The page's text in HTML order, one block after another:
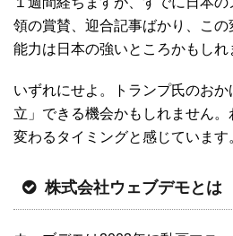
領の賞賛、迎合記事ばかり、こ
能力は日本の強いところかもしれ
いずれにせよ。トランプ氏のお
立」できる機会かもしれません
変わるタイミングと感じています
株式会社ウェブデモとは